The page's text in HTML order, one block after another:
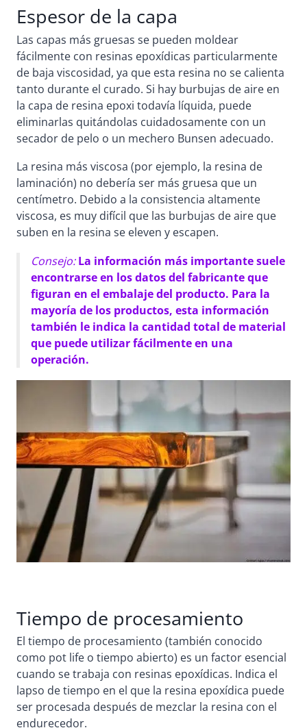
Espesor de la capa
Las capas más gruesas se pueden moldear
fácilmente con resinas epoxídicas particularmente
de baja viscosidad, ya que esta resina no se calienta
tanto durante el curado. Si hay burbujas de aire en
la capa de resina epoxi todavía líquida, puede
eliminarlas quitándolas cuidadosamente con un
secador de pelo o un mechero Bunsen adecuado.
La resina más viscosa (por ejemplo, la resina de
laminación) no debería ser más gruesa que un
centímetro. Debido a la consistencia altamente
viscosa, es muy difícil que las burbujas de aire que
suben en la resina se eleven y escapen.
Consejo:La información más importante suele
encontrarse en los datos del fabricante que
figuran en el embalaje del producto. Para la
mayoría de los productos, esta información
también le indica la cantidad total de material
que puede utilizar fácilmente en una
operación.
Tiempo de procesamiento
El tiempo de procesamiento (también conocido
como pot life o tiempo abierto) es un factor esencial
cuando se trabaja con resinas epoxídicas. Indica el
lapso de tiempo en el que la resina epoxídica puede
ser procesada después de mezclar la resina con el
endurecedor.